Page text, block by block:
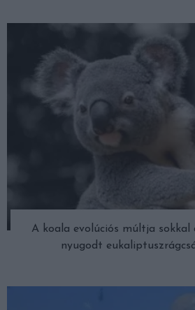
A koala evolúciós múltja
nyugodt